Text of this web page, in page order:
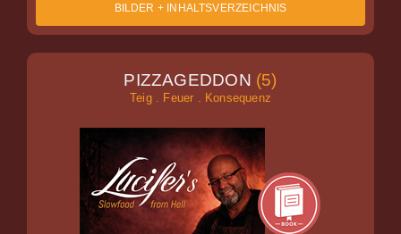
BILDER + INHALTSVERZEICHNIS
PIZZAGEDDON (5)
Teig . Feuer . Konsequenz